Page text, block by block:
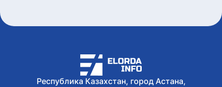
Как очищают реку Есиль от
водорослей, тины и мусора в Астане
Республика Казахстан, город Астана,